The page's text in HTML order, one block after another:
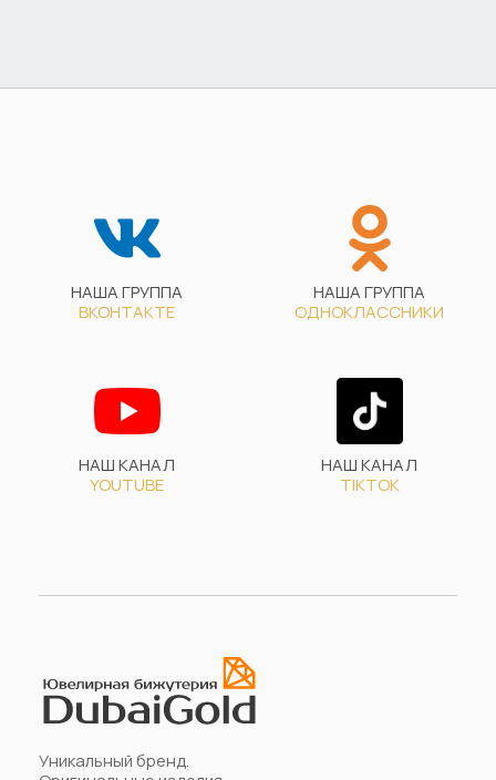
НАША ГРУППА
ВКОНТАКТЕ
НАША ГРУППА
ОДНОКЛАССНИКИ
НАШ КАНАЛ
YOUTUBE
НАШ КАНАЛ
TIKTOK
Уникальный бренд.